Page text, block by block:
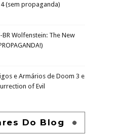
4 (sem propaganda)
BR Wolfenstein: The New
e Armários de Doom 3 e
of Evil
Do Blog